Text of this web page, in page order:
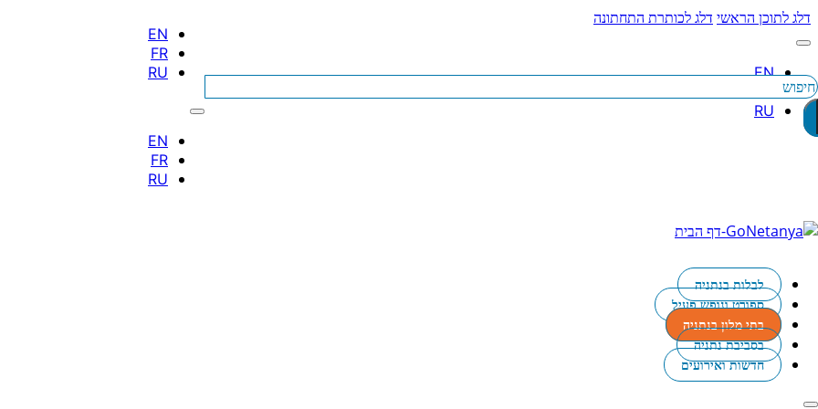
דלג לתוכן הראשי דלג לכותרת התחתונה
חיפוש
לבלות בנתניה
ספורט ונופש פעיל
בתי מלון בנתניה
בסביבת נתניה
חדשות ואירועים